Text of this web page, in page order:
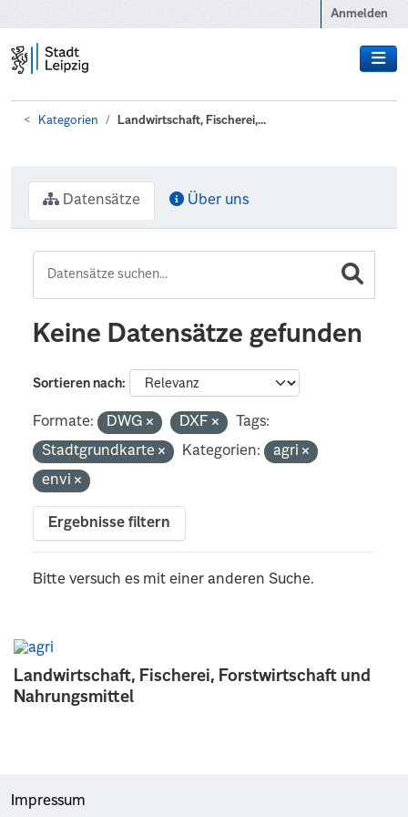
Anmelden
Kategorien Landwirtschaft, Fischerei,...
Landwirtschaft, Fischerei, Forstwirtschaft und
Nahrungsmittel
Datensätze Über uns
Keine Datensätze gefunden
Sortieren nach
Formate: DWG DXF
Tags:
Stadtgrundkarte
Kategorien:
agri
envi
Ergebnisse filtern
Bitte versuch es mit einer anderen Suche.
Impressum